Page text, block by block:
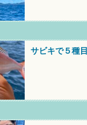
サビキで５種目